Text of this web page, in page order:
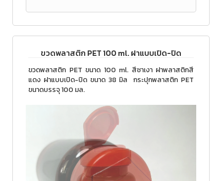
ขวดพลาสติก PET 100 ml. ฝาแบบเปิด-ปิด
ขวดพลาสติก PET ขนาด 100 ml. สีชาเงา ฝาพลาสติกสี
แดง ฝาแบบเปิด-ปิด ขนาด 38 มิล กระปุกพลาสติก PET
ขนาดบรรจุ 100 มล.